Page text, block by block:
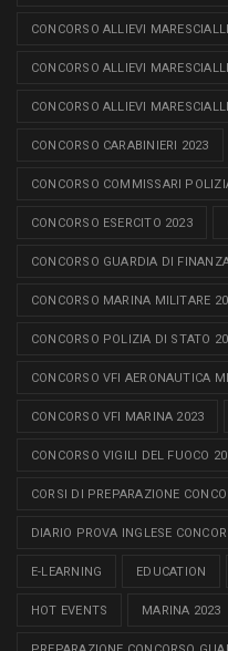
CONCORSO ALLIEVI
CONCORSO ALLIEVI
CONCORSO ALLIEVI
CONCORSO CARABINIERI 2023
CONCORSO COMMISSARI
CONCORSO ESERCITO 2023
CONCORSO GUARDIA DI
CONCORSO MARINA MILITARE
CONCORSO POLIZIA DI STATO
CONCORSO VFI AERONAUTICA
CONCORSO VFI MARINA 2023
CONCORSO VIGILI DEL FUOCO
CORSI DI PREPARAZIONE
DIARIO PROVA INGLESE
E-LEARNING EDUCATION
HOT EVENTS MARINA 2023